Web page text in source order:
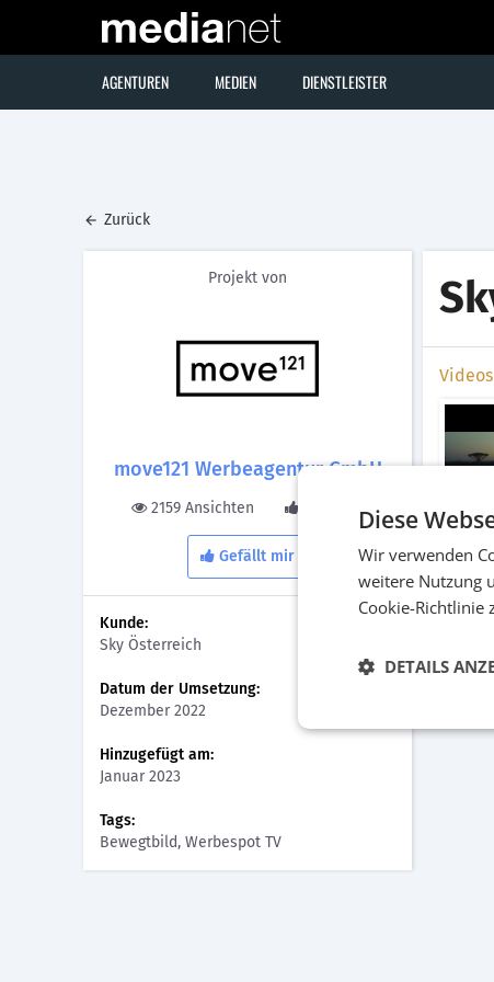
AGENTUREN MEDIEN DIENSTLEISTER
Zurück
Projekt von
move121 Werbeagentur GmbH
2159 Ansichten 0 Gefällt
Gefällt mir
Kunde:
Sky Österreich
Datum der Umsetzung:
Dezember 2022
Hinzugefügt am:
Januar 2023
Tags:
Bewegtbild, Werbespot TV
Videos
Doku
Diese
Wir verwenden
weitere Nutzung
Cookie-Richtlinie
DETAILS